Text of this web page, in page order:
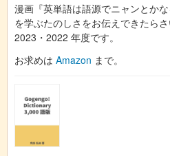
漫画『英単語は語源でニャンとか
を学ぶたのしさをお伝えできたら
2023・2022 年度です。
お求めは Amazon まで。